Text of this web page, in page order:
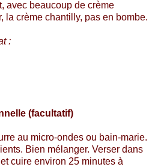
avec beaucoup de crème
la crème chantilly, pas en bombe.
:
(facultatif)
au micro-ondes ou bain-marie.
Bien mélanger. Verser dans
cuire environ 25 minutes à